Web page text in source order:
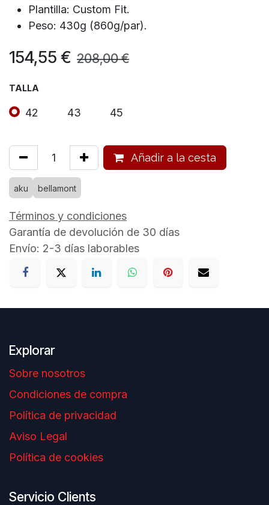
Plantilla: Custom Fit.
Peso: 430g (860g/par).
154,55 € 208,00€
TALLA
42 43 45
Añadir a la cesta
aku bellamont
Términos y condiciones
Garantía de devolución de 30 días
Envío: 2-3 días laborables
Explorar
Sobre nosotros
Condiciones de compra
Política de privacidad
Aviso Legal
Política de cookies
Servicio Clients